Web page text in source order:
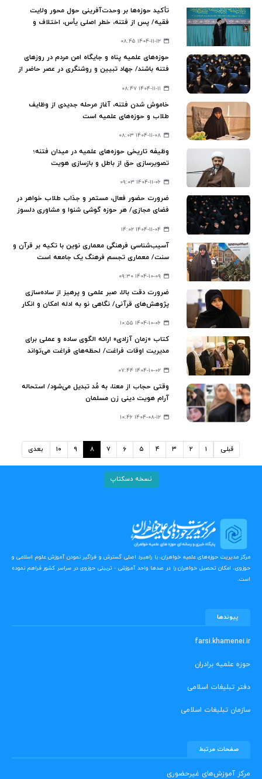
تأکید حوزه‌ها بر وحدت‌آفرینی حول محور ولایت
فقیه/ پس از فتنه، خطر اصلی یأس، اختلاف و
۱۴۰۴-۱۱-۱۲ ۰۸:۴۵
حوزه‌های علمیه پناه و جایگاه امن مردم در روزهای
فتنه باشند/ جهاد تبیین و روشنگری در عصر حاضر از
۱۴۰۴-۱۱-۱۱ ۰۸:۴۷
خاموش شدن فتنه، آغاز مرحله جدیدی از وظایف
طلاب و حوزه‌های علمیه است
۱۴۰۴-۱۱-۰۸ ۰۸:۰۳
وظیفه تاریخی حوزه‌های علمیه در میدان فتنه؛
تصویرسازی حق از باطل و بازسازی هویت
۱۴۰۴-۱۱-۰۶ ۰۹:۰۳
ضرورت حضور فعال، مستمر و جذاب طلاب خواهر در
فضای مجازی/ هر حوزه گوشی شنوا و مشاوری دلسوز
۱۴۰۴-۱۱-۰۴ ۱۴:۰۲
آسیب‌شناسی فرهنگی معماری نوین با تکیه بر قرآن و
سنت/ معماری تجسم فرهنگ یک جامعه است
۱۴۰۴-۱۰-۰۹ ۰۹:۳۰
ضرورت دقت بالا، صبر علمی و پرهیز از ساده‌سازی
پژوهش‌های قرآنی/ نگاهی نو به ادله امکان و انکار
۱۴۰۴-۱۰-۰۶ ۱۰:۵۵
کتاب «زمان آزادی» ارائه‌ الگوی ساده و عملی برای
مدیریت اوقات فراغت/ لحظه‌های فراغت می‌تواند
۱۴۰۴-۱۰-۰۲ ۰۷:۴۴
وقتی حجاب از معنا، به مُد تبدیل می‌شود/ استحاله
آرام هویت دینی زن مسلمان
۱۴۰۴-۰۸-۱۲ ۱۰:۴۶
قبلی ۱ ۲ ۳ ۴ ۵ ۶ ۷ ۸ ۹ ۱۰ بعدی
نسخه دسکتاپ
مرکز مدیریت حوزه‌های علمیه خواهران، با راهبرد اصلی گسترش و فراگیر نمودن آموزش علوم اسلامی و
حوزوی، امکان تحصیل خواهران را در صدها واحد آموزشی - تربیتی حوزوی در سراسر کشور فراهم نموده
است.
پیوندها
farsi.khamenei.ir
حوزه علمیه برادران
دفتر تبلیغات اسلامی
سازمان تبلیغات اسلامی
صفحات مرتبط
مرکز آموزش‌های غیرحضوری